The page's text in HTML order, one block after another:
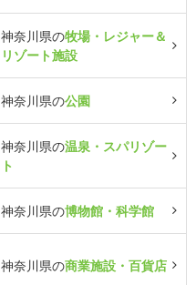
神奈川県の牧場・レジャー＆
リゾート施設
神奈川県の公園
神奈川県の温泉・スパリゾー
ト
神奈川県の博物館・科学館
神奈川県の商業施設・百貨店